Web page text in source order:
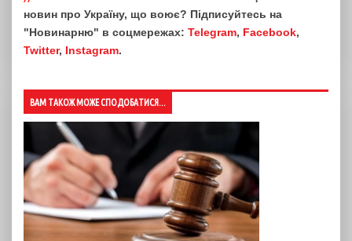
новин про Україну, що воює? Підписуйтесь на
"Новинарню" в соцмережах: Telegram, Facebook,
Twitter, Instagram.
ВАМ ТАКОЖ МОЖЕ СПОДОБАТИСЯ...